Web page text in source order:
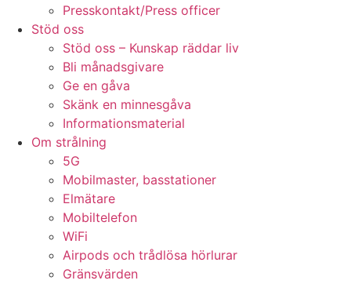
Presskontakt/Press officer
Stöd oss
Stöd oss – Kunskap räddar liv
Bli månadsgivare
Ge en gåva
Skänk en minnesgåva
Informationsmaterial
Om strålning
5G
Mobilmaster, basstationer
Elmätare
Mobiltelefon
WiFi
Airpods och trådlösa hörlurar
Gränsvärden